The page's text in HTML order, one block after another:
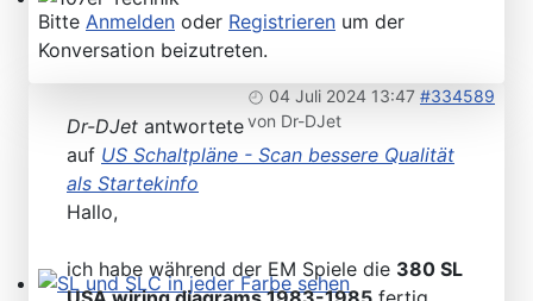
107er Technik
Bitte Anmelden oder Registrieren um der
Konversation beizutreten.
04 Juli 2024 13:47 #334589
von Dr-DJet
Dr-DJet antwortete
auf US Schaltpläne - Scan bessere Qualität
als Startekinfo
Hallo,
ich habe während der EM Spiele die 380 SL